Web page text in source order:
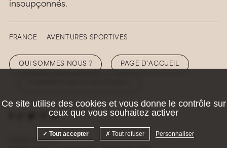
insoupçonnés.
FRANCE AVENTURES SPORTIVES
QUI SOMMES NOUS ? PAGE D’ACCUEIL
© 2026 Hellolaroux
Ce site utilise des cookies et vous donne le contrôle sur
ceux que vous souhaitez activer
Tout accepter Tout refuser Personnaliser